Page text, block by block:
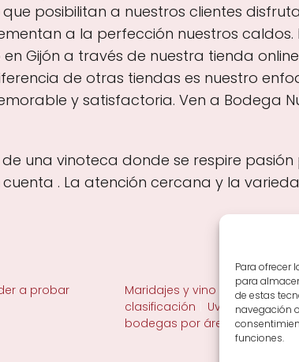
Para ofrecer
para
de estas
navegación
funciones.
posibilitan a nuestros clientes
a la perfección nuestros caldos.
Gijón a través de nuestra tienda
de otras tiendas es nuestro
y satisfactoria. Ven a Bodega
una vinoteca donde se respire pasión
. La atención cercana y la
a probar
Maridajes y vino en la mesa
clasificación
Uvas y viñedo
bodegas por área